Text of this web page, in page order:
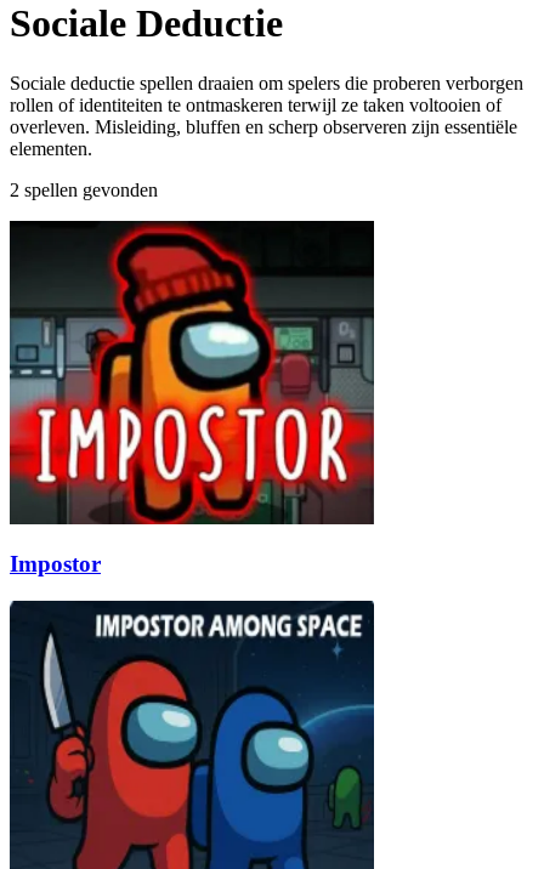
Sociale Deductie
Sociale deductie spellen draaien om spelers die proberen verborgen
rollen of identiteiten te ontmaskeren terwijl ze taken voltooien of
overleven. Misleiding, bluffen en scherp observeren zijn essentiële
elementen.
2 spellen gevonden
Impostor